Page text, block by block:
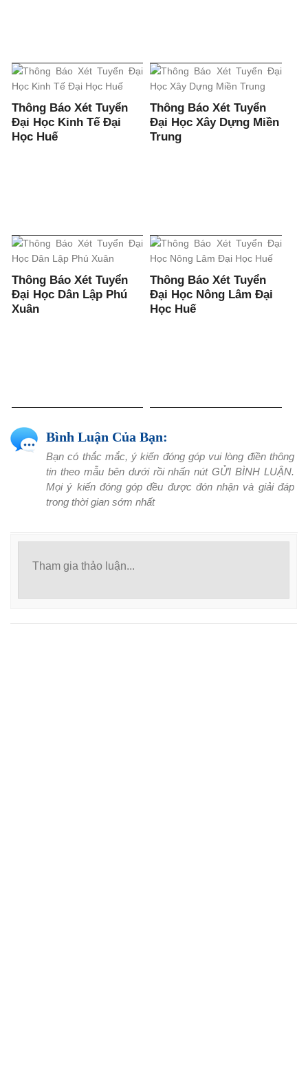
Thông Báo Xét Tuyển
Đại Học Kinh Tế Đại
Học Huế
Thông Báo Xét Tuyển
Đại Học Xây Dựng Miền
Trung
Thông Báo Xét Tuyển
Đại Học Dân Lập Phú
Xuân
Thông Báo Xét Tuyển
Đại Học Nông Lâm Đại
Học Huế
Bình Luận Của Bạn:
Bạn có thắc mắc, ý kiến đóng góp vui lòng điền thông
tin theo mẫu bên dưới rồi nhấn nút GỬI BÌNH LUẬN.
Mọi ý kiến đóng góp đều được đón nhận và giải đáp
trong thời gian sớm nhất